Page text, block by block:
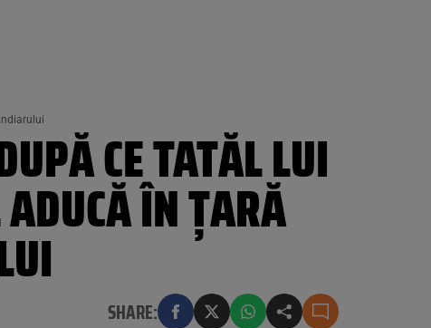
CE TATĂL LUI
ÎN ŢARĂ
SHARE: